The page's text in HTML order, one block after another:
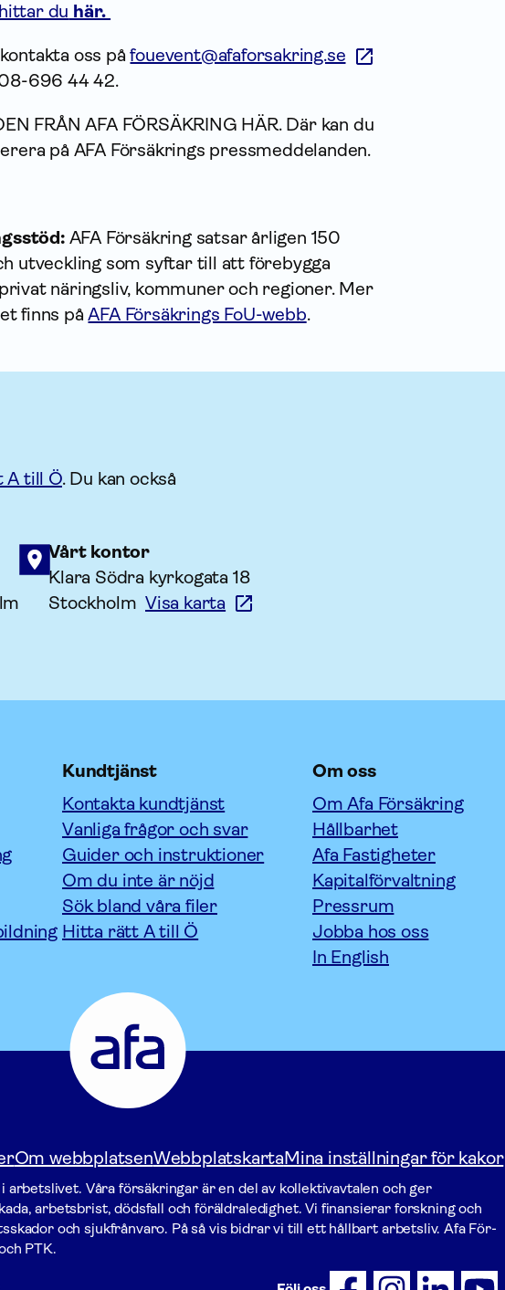
du här.
oss påfouevent@afaforsakring.se
696 44 42.
FRÅN AFA FÖRSÄKRING HÄR. Där kan du
på AFA Försäkrings pressmeddelanden.
AFA Försäkring satsar årligen 150
utveckling som syftar till att förebygga
näringsliv, kommuner och regioner. Mer
finns påAFA Försäkrings FoU-webb.
A till Ö. Du kan också
Vårt kontor
Klara Södra kyrkogata 18
StockholmVisa karta
Kundtjänst
Kontakta kundtjänst
Vanliga frågor och svar
Guider och instruktioner
Om du inte är nöjd
Sök bland våra filer
Hitta rätt A till Ö
Om oss
Om Afa Försäkring
Hållbarhet
Afa Fastigheter
Kapitalförvaltning
Pressrum
Jobba hos oss
In English
Försäkring
Gå
till
startsidan
Om webbplatsenWebbplatskartaMina inställningar för kakor
Våra försäk­ringar är en del av kollektivavtalen och ger
arbetsbrist, dödsfall och föräldraledighet. Vi finansierar forskning och
och sjukfrånvaro. På så vis bidrar vi till ett hållbart arbetsliv. Afa För­
PTK.